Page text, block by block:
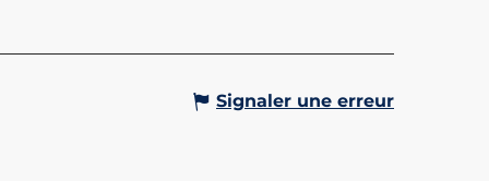
Signaler une erreur